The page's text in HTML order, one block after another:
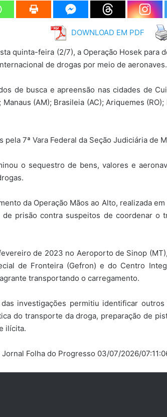
DOWNLOAD EM PDF
quinta-feira (2/7), a Operação Hosek para
de drogas por meio de aeronaves.
de busca e apreensão nas cidades de
(AM); Brasileia (AC); Ariquemes
7ª Vara Federal da Seção Judiciária de
o sequestro de bens, valores e
da Operação Mãos ao Alto, realizada
de prisão contra suspeitos de coordenar o
de 2023 no Aeroporto de Sinop
de Fronteira (Gefron) e do Centro
transportando o carregamento.
investigações permitiu identificar
do transporte da droga, preparação de
ilícita.
Folha do Progresso 03/07/2026/